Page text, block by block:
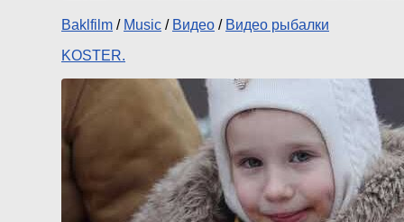
Baklfilm / Music / Видео / Видео рыбалки
KOSTER.